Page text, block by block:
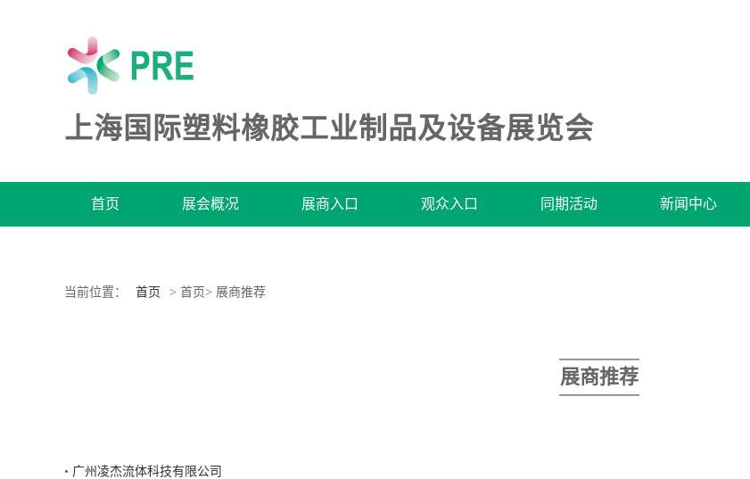
上海国际塑料橡胶工业制品及设备展览会
首页 展会概况 展商入口 观众入口 同期活动 新闻中心
当前位置： 首页 > 首页> 展商推荐
展商推荐
• 广州凌杰流体科技有限公司